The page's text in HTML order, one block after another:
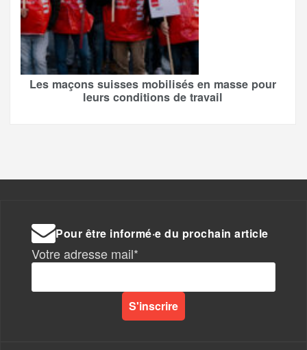
Les maçons suisses mobilisés en masse pour
leurs conditions de travail
Pour être informé·e du prochain article
Votre adresse mail*